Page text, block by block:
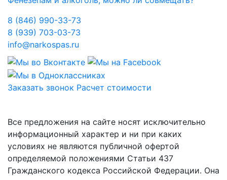
8 (846) 990-33-73
8 (939) 703-03-73
info@narkospas.ru
Заказать звонок Расчет стоимости
Все предложения на сайте носят исключительно
информационный характер и ни при каких
условиях не являются публичной офертой
определяемой положениями Статьи 437
Гражданского кодекса Российской Федерации. Она